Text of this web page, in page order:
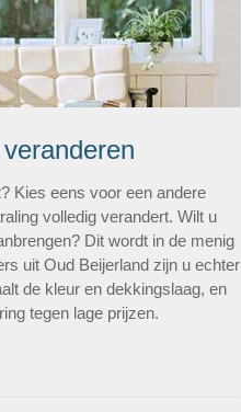
Kies eens voor een andere
volledig verandert. Wilt u
Dit wordt in de menig
uit Oud Beijerland zijn u echter
de kleur en dekkingslaag, en
tegen lage prijzen.